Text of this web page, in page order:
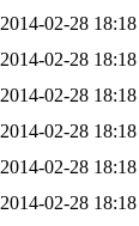
2014-02-28 18:18
2014-02-28 18:18
2014-02-28 18:18
2014-02-28 18:18
2014-02-28 18:18
2014-02-28 18:18